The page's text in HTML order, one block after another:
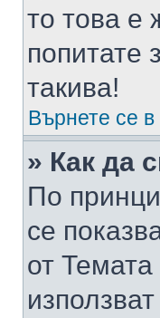
то това е
попитате
такива!
Върнете се в
» Как да
По
се
от